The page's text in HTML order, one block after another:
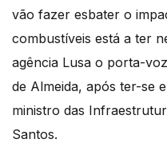
vão fazer esbater o
combustíveis está a ter
agência Lusa o porta-
de Almeida, após ter-se
ministro das
Santos.